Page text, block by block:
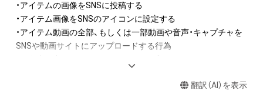
・アイテムの画像をSNSに投稿する
・アイテム画像をSNSのアイコンに設定する
・アイテム動画の全部、もしくは一部動画や音声・キャプチャを
SNSや動画サイトにアップロードする行為
・アイテムの画像を使用してメッセージカードを制作し友達に
翻訳（AI）を表示